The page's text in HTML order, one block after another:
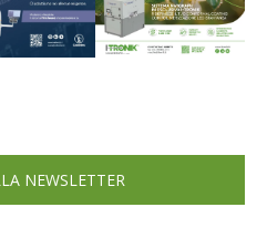
NEWSLETTER